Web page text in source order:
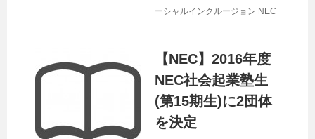
ーシャルインクルージョン NEC
【NEC】2016年度
NEC社会起業塾生
(第15期生)に2団体
を決定